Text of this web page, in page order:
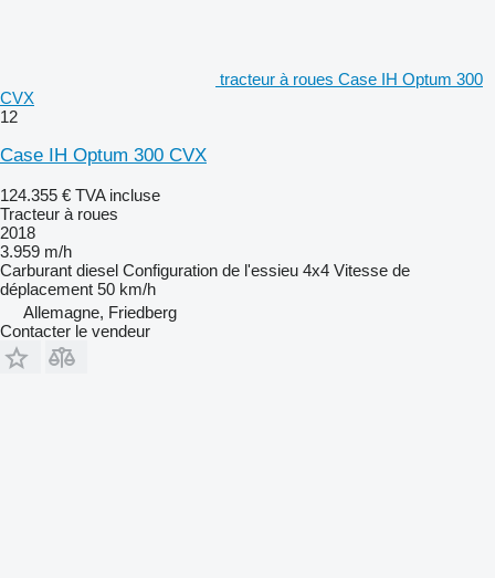
tracteur à roues Case IH Optum 300
CVX
12
Case IH Optum 300 CVX
124.355 € TVA incluse
Tracteur à roues
2018
3.959 m/h
Carburant diesel Configuration de l'essieu 4x4 Vitesse de
déplacement 50 km/h
Allemagne, Friedberg
Contacter le vendeur